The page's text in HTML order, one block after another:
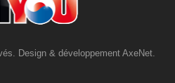
Design & développement AxeNet.